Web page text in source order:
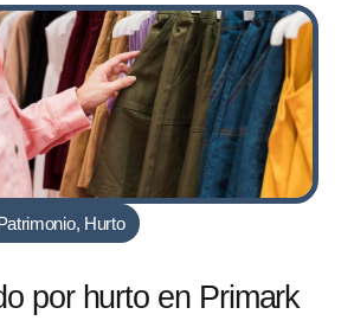
, Hurto
por hurto en Primark